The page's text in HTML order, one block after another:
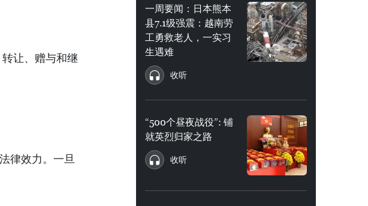
让、赠与和继
律效力。一旦
一周要闻：日本熊本
县7.1级强震：越南劳
工勇救老人，一实习
生遇难
收听
“500个昼夜战役”: 铺
就英烈归家之路
收听